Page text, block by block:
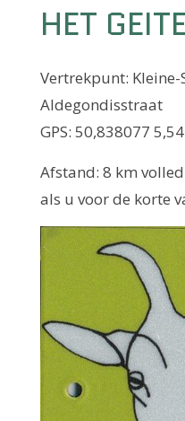
HET
Vertrekpunt: Kleine-
Aldegondisstraat
GPS: 50,838077
Afstand: 8 km
als u voor de korte